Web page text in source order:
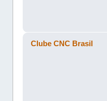
Clube CNC Brasil